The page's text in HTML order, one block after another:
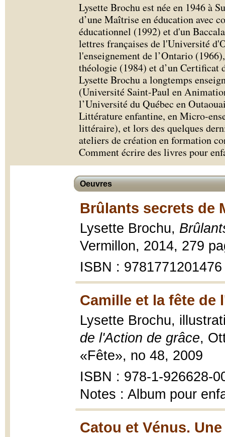
Lysette Brochu est née en 1946 à
d’une Maîtrise en éducation avec
éducationnel (1992) et d'un
lettres françaises de l'Université
l'enseignement de l’Ontario
théologie (1984) et d’un Certificat
Lysette Brochu a longtemps
(Université Saint-Paul en
l’Université du Québec en
Littérature enfantine, en Micro-
littéraire), et lors des quelques
ateliers de création en formation
Comment écrire des livres pour
Oeuvres
Brûlants secrets de
Lysette Brochu,
Vermillon, 2014, 279
ISBN : 9781771201476
Camille et la fête de
Lysette Brochu,
de l'Action de grâce,
«Fête», no 48, 2009
ISBN : 978-1-926628-
Notes : Album pour
Catou et Vénus.